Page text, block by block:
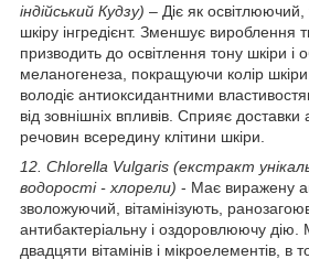
індійський Кудзу) – Діє як
шкіру інгредієнт. Зменшує
призводить до освітлення тону шкіри і
меланогенеза, покращуючи колір
володіє антиоксидантними
від зовнішніх впливів. Сприяє
речовин всередину клітини шкіри.
12. Chlorella Vulgaris (екстракт
водорості - хлорели) - Має виражену
зволожуючий, вітамінізують,
антибактеріальну і оздоровлюючу дію.
двадцяти вітамінів і мікроелементів, в